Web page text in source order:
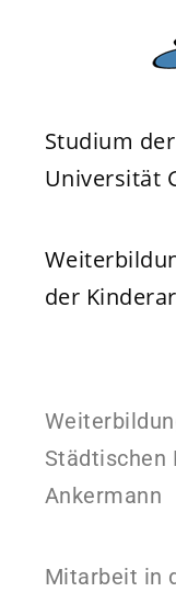
Studium
Universität
der
Städtischen
Ankermann
Mitarbeit in